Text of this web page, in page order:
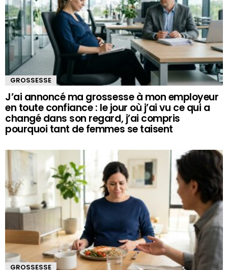
GROSSESSE
J’ai annoncé ma grossesse à mon employeur
en toute confiance : le jour où j’ai vu ce qui a
changé dans son regard, j’ai compris
pourquoi tant de femmes se taisent
GROSSESSE